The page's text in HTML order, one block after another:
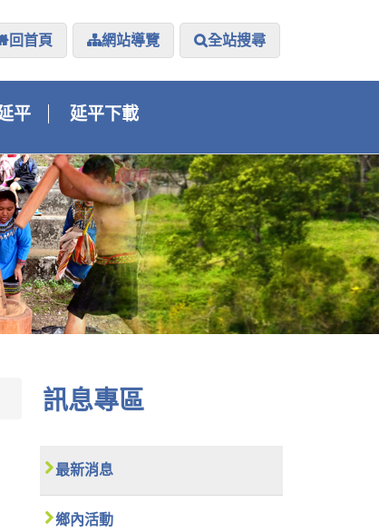
回首頁 網站導覽 全站搜尋
平 延平下載
訊息專區
最新消息
鄉內活動